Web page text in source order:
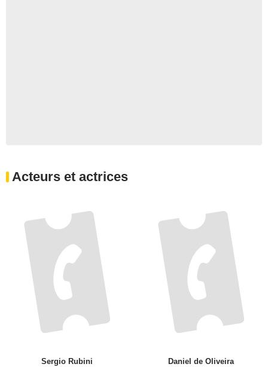
Acteurs et actrices
Sergio Rubini Daniel de Oliveira